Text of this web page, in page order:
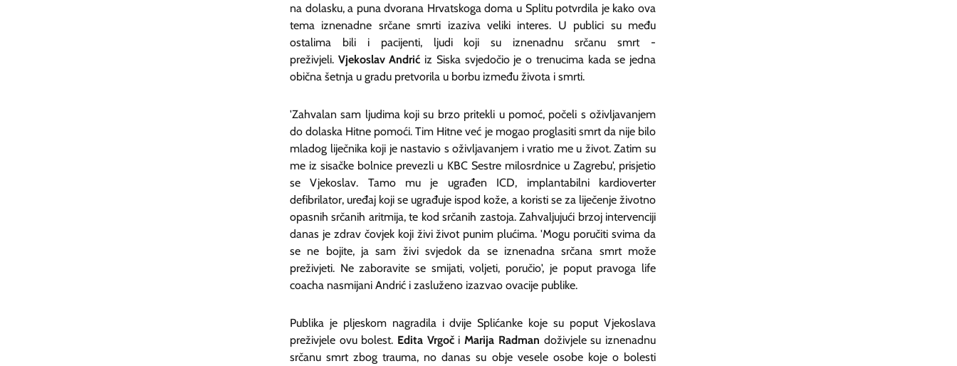
na dolasku, a puna dvorana Hrvatskoga doma u Splitu potvrdila je kako ova
tema iznenadne srčane smrti izaziva veliki interes. U publici su među
ostalima bili i pacijenti, ljudi koji su iznenadnu srčanu smrt -
preživjeli.Vjekoslav Andrić iz Siska svjedočio je o trenucima kada se jedna
obična šetnja u gradu pretvorila u borbu između života i smrti.
'Zahvalan sam ljudima koji su brzo pritekli u pomoć, počeli s oživljavanjem
do dolaska Hitne pomoći. Tim Hitne već je mogao proglasiti smrt da nije bilo
mladog liječnika koji je nastavio s oživljavanjem i vratio me u život. Zatim su
me iz sisačke bolnice prevezli u KBC Sestre milosrdnice u Zagrebu', prisjetio
se Vjekoslav. Tamo mu je ugrađen ICD, implantabilni kardioverter
defibrilator, uređaj koji se ugrađuje ispod kože, a koristi se za liječenje životno
opasnih srčanih aritmija, te kod srčanih zastoja. Zahvaljujući brzoj intervenciji
danas je zdrav čovjek koji živi život punim plućima. 'Mogu poručiti svima da
se ne bojite, ja sam živi svjedok da se iznenadna srčana smrt može
preživjeti. Ne zaboravite se smijati, voljeti, poručio', je poput pravoga life
coacha nasmijani Andrić i zasluženo izazvao ovacije publike.
Publika je pljeskom nagradila i dvije Splićanke koje su poput Vjekoslava
preživjele ovu bolest. Edita Vrgoči Marija Radman doživjele su iznenadnu
srčanu smrt zbog trauma, no danas su obje vesele osobe koje o bolesti